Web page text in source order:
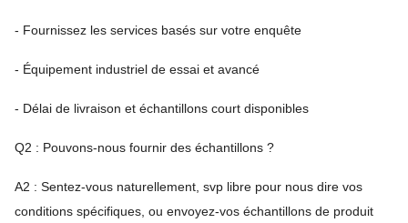
- Fournissez les services basés sur votre enquête
- Équipement industriel de essai et avancé
- Délai de livraison et échantillons court disponibles
Q2 : Pouvons-nous fournir des échantillons ?
A2 : Sentez-vous naturellement, svp libre pour nous dire vos
conditions spécifiques, ou envoyez-vos échantillons de produit